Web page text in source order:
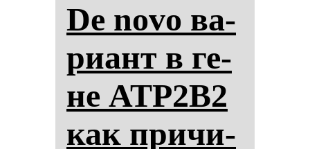
De novo ва­
ри­ант в ге­
не ATP2B2
как при­чи­